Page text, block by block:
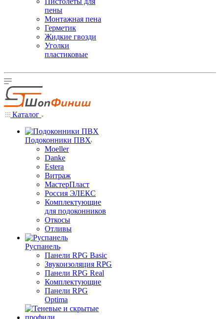
пены
Монтажная пена
Герметик
Жидкие гвозди
Уголки
пластиковые
Каталог
Подоконники ПВХ
Moeller
Danke
Estera
Витраж
МастерПласт
Россия ЭЛЕКС
Комплектующие
для подоконников
Откосы
Отливы
Руспанель
Панели RPG Basic
Звукоизоляция RPG
Панели RPG Real
Комплектующие
Панели RPG
Optima